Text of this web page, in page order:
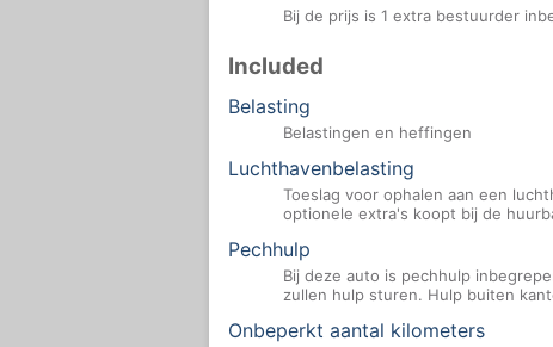
Bij de prijs is 1 extra bestuurder
Included
Belasting
Belastingen en heffingen
Luchthavenbelasting
Toeslag voor ophalen aan een
optionele extra's koopt bij de
Pechhulp
Bij deze auto is pechhulp
zullen hulp sturen. Hulp buiten
Onbeperkt aantal kilometers